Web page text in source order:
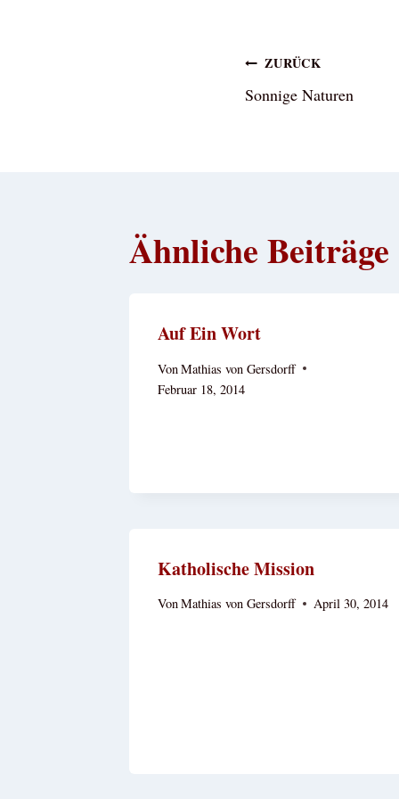
ZURÜCK
Sonnige Naturen
Ähnliche Beiträge
Auf Ein Wort
VonMathias von Gersdorff
Februar 18, 2014
Katholische Mission
VonMathias von Gersdorff April 30, 2014